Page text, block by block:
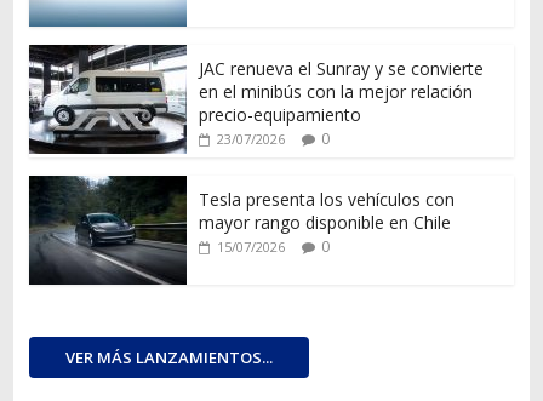
JAC renueva el Sunray y se convierte
en el minibús con la mejor relación
precio-equipamiento
23/07/2026 0
Tesla presenta los vehículos con
mayor rango disponible en Chile
15/07/2026 0
VER MÁS LANZAMIENTOS...